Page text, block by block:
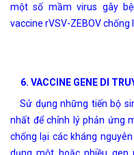
một số mầm virus gây
vaccine rVSV-ZEBOV chống
6. VACCINE GENE DI
Sử dụng những tiến bộ
nhất để chỉnh lý phản ứng
chống lại các kháng